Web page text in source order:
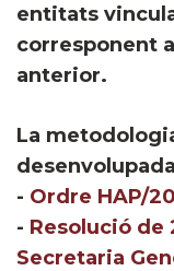
entitats
corresponent
anterior.
La
- Ordre HAP/
- Resolució de
Secretaria